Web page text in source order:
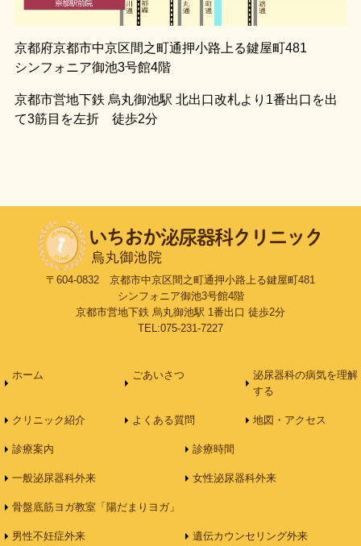
京都府京都市中京区間之町通押小路上る鍵屋町481
シンフォニア御池3号館4階
京都市営地下鉄 烏丸御池駅 北出口改札より1番出口を出
て3筋目を左折 徒歩2分
〒604-0832 京都市中京区間之町通押小路上る鍵屋町481
シンフォニア御池3号館4階
京都市営地下鉄 烏丸御池駅 1番出口 徒歩2分
TEL:075-231-7227
ホーム ごあいさつ
泌尿器科の病気を理解
する
クリニック紹介 よくある質問 地図・アクセス
診療案内 診療時間
一般泌尿器科外来 女性泌尿器科外来
骨盤底筋ヨガ教室「陽だまりヨガ」
男性不妊症外来 遺伝カウンセリング外来